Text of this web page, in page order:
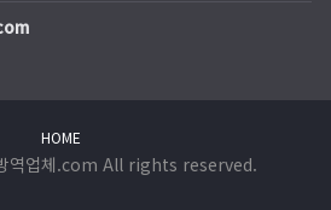
HOME
역업체.com All rights reserved.